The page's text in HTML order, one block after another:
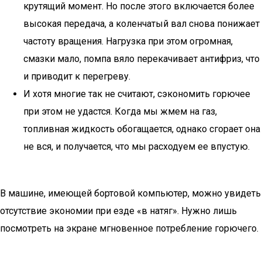
крутящий момент. Но после этого включается более
высокая передача, а коленчатый вал снова понижает
частоту вращения. Нагрузка при этом огромная,
смазки мало, помпа вяло перекачивает антифриз, что
и приводит к перегреву.
И хотя многие так не считают, сэкономить горючее
при этом не удастся. Когда мы жмем на газ,
топливная жидкость обогащается, однако сгорает она
не вся, и получается, что мы расходуем ее впустую.
В машине, имеющей бортовой компьютер, можно увидеть
отсутствие экономии при езде «в натяг». Нужно лишь
посмотреть на экране мгновенное потребление горючего.